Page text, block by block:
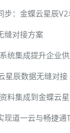
缝对接方案
统集成提升企业
星辰数据无缝对接
料集成到金蝶云
现道一云与畅捷通